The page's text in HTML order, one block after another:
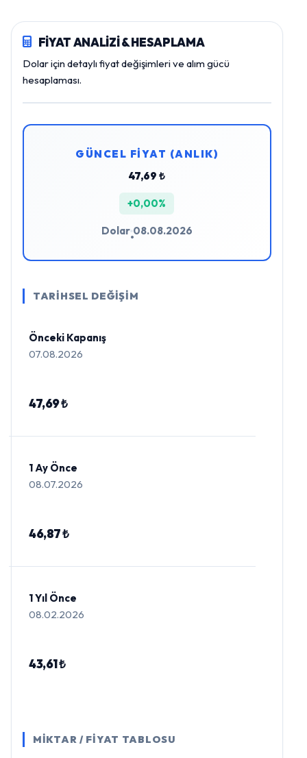
FİYAT ANALİZİ & HESAPLAMA
Dolar için detaylı fiyat değişimleri ve alım gücü
hesaplaması.
GÜNCEL FİYAT (ANLIK)
47,69 ₺
+0,00%
Dolar
•
08.08.2026
TARİHSEL DEĞİŞİM
Önceki Kapanış
07.08.2026
47,69 ₺
1 Ay Önce
08.07.2026
46,87 ₺
1 Yıl Önce
08.02.2026
43,61 ₺
MİKTAR / FİYAT TABLOSU